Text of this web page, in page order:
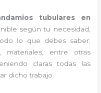
tubulares en
según tu necesidad,
lo que debes saber;
materiales, entre otras
claras todas las
dicho trabajo.